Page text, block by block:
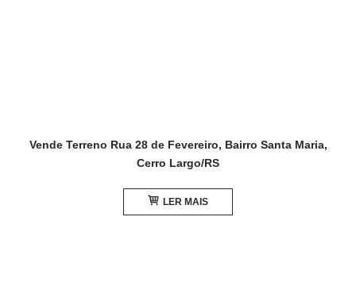
Vende Terreno Rua 28 de Fevereiro, Bairro Santa Maria,
Cerro Largo/RS
LER MAIS